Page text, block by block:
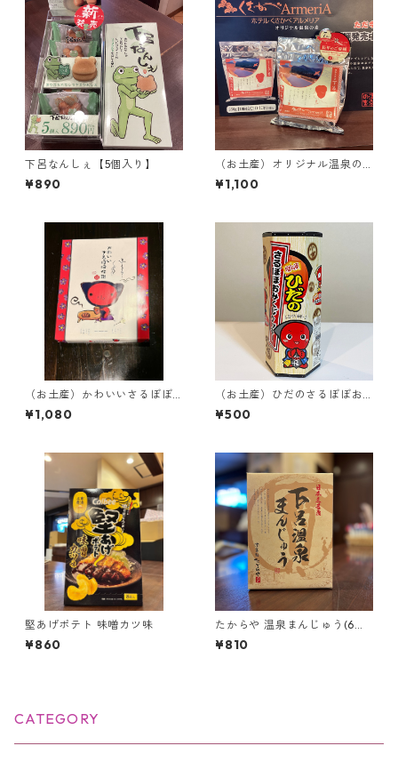
下呂なんしぇ【5個入り】
¥890
（お土産）オリジナル温泉の
素【250g入り】＜当館限定＞
¥1,100
（お土産）かわいいさるぼぼ
伝説【24枚入り】＜飛騨限定
＞
¥1,080
（お土産）ひだのさるぼぼお
みくじクッキー12枚入り＜飛
騨限定＞
¥500
堅あげポテト 味噌カツ味
¥860
たからや 温泉まんじゅう(6個
入り)
¥810
CATEGORY